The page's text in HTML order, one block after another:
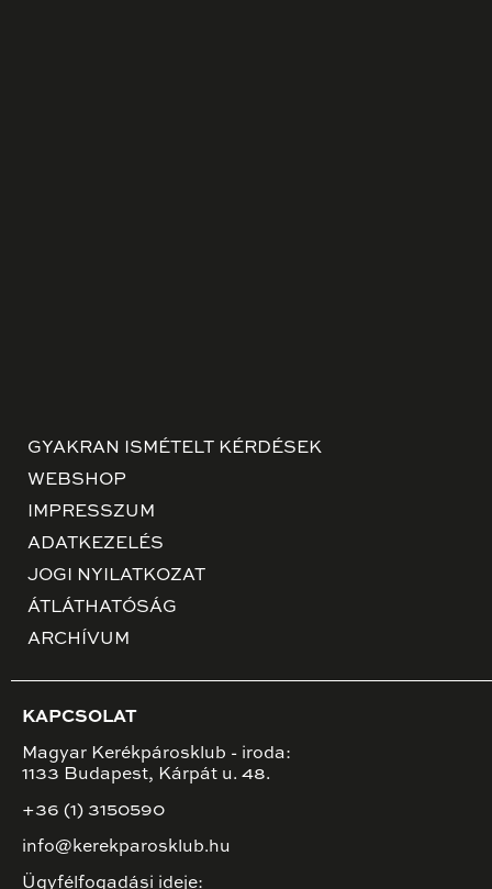
GYAKRAN ISMÉTELT KÉRDÉSEK
WEBSHOP
IMPRESSZUM
ADATKEZELÉS
JOGI NYILATKOZAT
ÁTLÁTHATÓSÁG
ARCHÍVUM
KAPCSOLAT
Magyar Kerékpárosklub - iroda:
1133 Budapest, Kárpát u. 48.
+36 (1) 3150590
info@kerekparosklub.hu
Ügyfélfogadási ideje: